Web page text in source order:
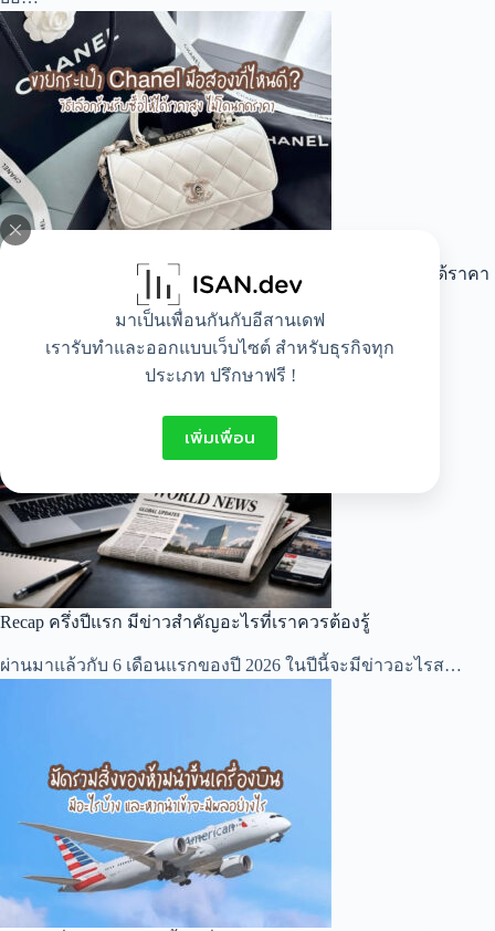
มาเป็นเพื่อนกันกับอีสานเดฟ
เรารับทำและออกแบบเว็บไซต์ สำหรับธุรกิจทุก
ประเภท ปรึกษาฟรี !
เพิ่มเพื่อน
ขายกระเป๋า Chanel มือสองที่ไหนดี? วิธีเลือกร้านรับซื้อให้ได้ราคา
สูง ไม่โดนกดราคา
วิธีเลือกร้านรับซื้อกระเป๋า Chanel มือสองใน กทม ให้ได้ร…
Recap ครึ่งปีแรก มีข่าวสำคัญอะไรที่เราควรต้องรู้
ผ่านมาแล้วกับ 6 เดือนแรกของปี 2026 ในปีนี้จะมีข่าวอะไรส…